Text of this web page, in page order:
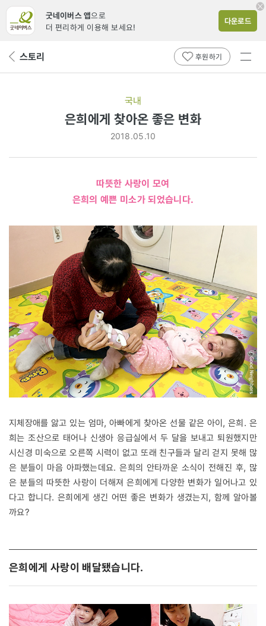
굿네이버스 앱으로
더 편리하게 이용해 보세요!
다운로드
뒤 스토리 후원하기
전체
국내
은희에게 찾아온 좋은 변화
2018.05.10
따뜻한 사랑이 모여
은희의 예쁜 미소가 되었습니다.
지체장애를 앓고 있는 엄마, 아빠에게 찾아온 선물 같은 아이, 은희. 은
희는 조산으로 태어나 신생아 응급실에서 두 달을 보내고 퇴원했지만
시신경 미숙으로 오른쪽 시력이 없고 또래 친구들과 달리 걷지 못해 많
은 분들이 마음 아파했는데요. 은희의 안타까운 소식이 전해진 후, 많
은 분들의 따뜻한 사랑이 더해져 은희에게 다양한 변화가 일어나고 있
다고 합니다. 은희에게 생긴 어떤 좋은 변화가 생겼는지, 함께 알아볼
까요?
은희에게 사랑이 배달됐습니다.